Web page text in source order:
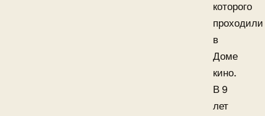
которого
проходили
в
Доме
кино.
В 9
лет